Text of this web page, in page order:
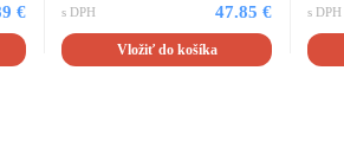
€ s DPH 47.85 €
Vložiť do košíka
s DPH